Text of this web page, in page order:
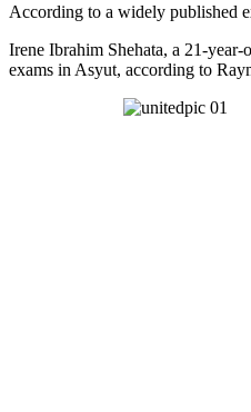
According to a widely published
Irene Ibrahim Shehata, a 21-
exams in Asyut, according to